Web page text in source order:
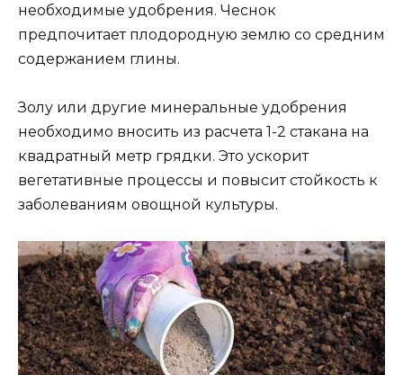
необходимые удобрения. Чеснок
предпочитает плодородную землю со средним
содержанием глины.
Золу или другие минеральные удобрения
необходимо вносить из расчета 1-2 стакана на
квадратный метр грядки. Это ускорит
вегетативные процессы и повысит стойкость к
заболеваниям овощной культуры.